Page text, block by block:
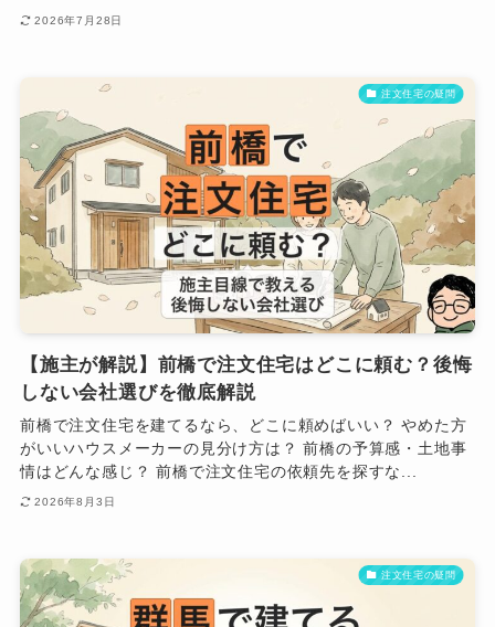
2026年7月28日
注文住宅の疑問
【施主が解説】前橋で注文住宅はどこに頼む？後悔
しない会社選びを徹底解説
前橋で注文住宅を建てるなら、どこに頼めばいい？ やめた方
がいいハウスメーカーの見分け方は？ 前橋の予算感・土地事
情はどんな感じ？ 前橋で注文住宅の依頼先を探すな...
2026年8月3日
注文住宅の疑問